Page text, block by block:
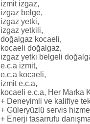
izmit izgaz,
izgaz belge,
izgaz yetki,
izgaz yetkili,
doğalgaz kocaeli,
kocaeli doğalgaz,
izgaz yetki belgeli
e.c.a izmit,
e.c.a kocaeli,
izmit e.c.a,
kocaeli e.c.a, Her Marka
+ Deneyimli ve kalifiye
+ Güleryüzlü servis
+ Enerji tasarrufu